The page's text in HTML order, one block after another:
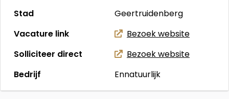
Stad
Geertruidenberg
Vacature link
Bezoek website
Solliciteer direct
Bezoek website
Bedrijf
Ennatuurlijk